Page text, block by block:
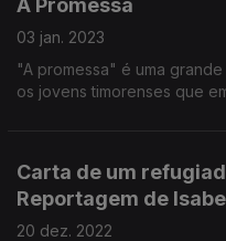
A Promessa
03 jan. 2023
"A promessa" é uma
os jovens timorenses que
Carta de um
Reportagem de
20 dez. 2022